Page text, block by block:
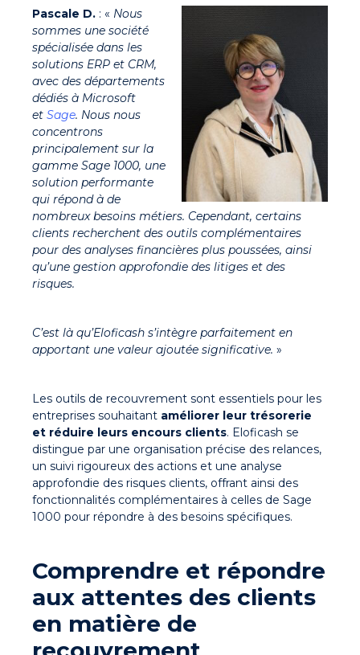
Pascale D. : « Nous
sommes une société
spécialisée dans les
solutions ERP et CRM,
avec des départements
dédiés à Microsoft
et Sage. Nous nous
concentrons
principalement sur la
gamme Sage 1000, une
solution performante
qui répond à de
nombreux besoins métiers. Cependant, certains
clients recherchent des outils complémentaires
pour des analyses financières plus poussées, ainsi
qu’une gestion approfondie des litiges et des
risques.
C’est là qu’Eloficash s’intègre parfaitement en
apportant une valeur ajoutée significative. »
Les outils de recouvrement sont essentiels pour les
entreprises souhaitant améliorer leur trésorerie
et réduire leurs encours clients. Eloficash se
distingue par une organisation précise des relances,
un suivi rigoureux des actions et une analyse
approfondie des risques clients, offrant ainsi des
fonctionnalités complémentaires à celles de Sage
1000 pour répondre à des besoins spécifiques.
Comprendre et répondre
aux attentes des clients
en matière de